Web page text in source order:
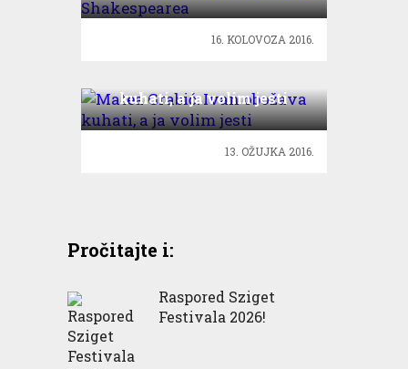
16. KOLOVOZA 2016.
kuhati, a ja volim jesti
13. OŽUJKA 2016.
Pročitajte i:
Raspored Sziget
Festivala 2026!